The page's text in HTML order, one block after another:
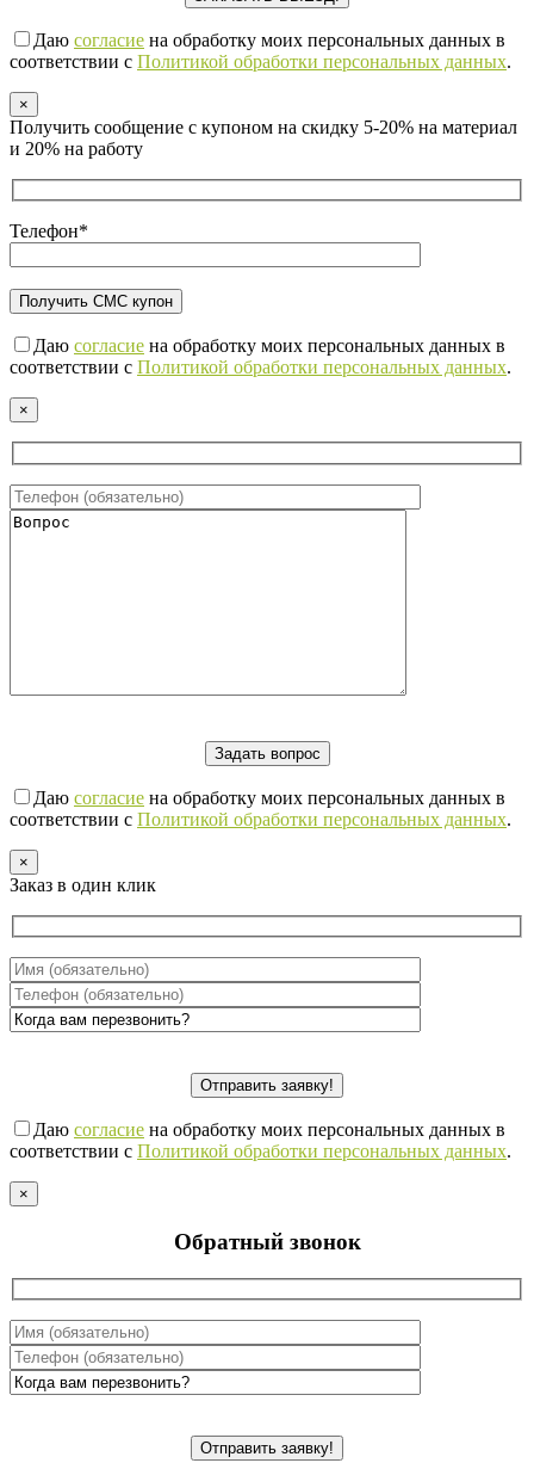
Даю согласие на обработку моих персональных данных в
соответствии с Политикой обработки персональных данных.
×
Получить сообщение с купоном на скидку 5-20% на материал
и 20% на работу
Телефон*
Даю согласие на обработку моих персональных данных в
соответствии с Политикой обработки персональных данных.
×
Даю согласие на обработку моих персональных данных в
соответствии с Политикой обработки персональных данных.
×
Заказ в один клик
Даю согласие на обработку моих персональных данных в
соответствии с Политикой обработки персональных данных.
×
Обратный звонок